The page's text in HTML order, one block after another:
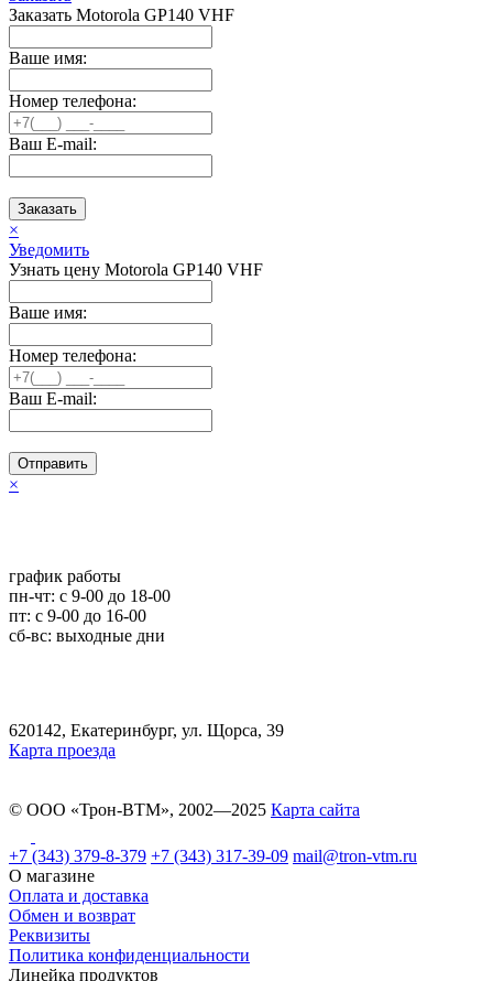
Заказать Motorola GP140 VHF
Ваше имя:
Номер телефона:
Ваш E-mail:
Заказать
×
Уведомить
Узнать цену Motorola GP140 VHF
Ваше имя:
Номер телефона:
Ваш E-mail:
Отправить
×
график работы
пн-чт: c 9-00 до 18-00
пт: с 9-00 до 16-00
сб-вс: выходные дни
620142, Екатеринбург, ул. Щорса, 39
Карта проезда
© ООО «Трон-ВТМ», 2002—2025 Карта сайта
+7 (343) 379-8-379 +7 (343) 317-39-09 mail@tron-vtm.ru
О магазине
Оплата и доставка
Обмен и возврат
Реквизиты
Политика конфиденциальности
Линейка продуктов